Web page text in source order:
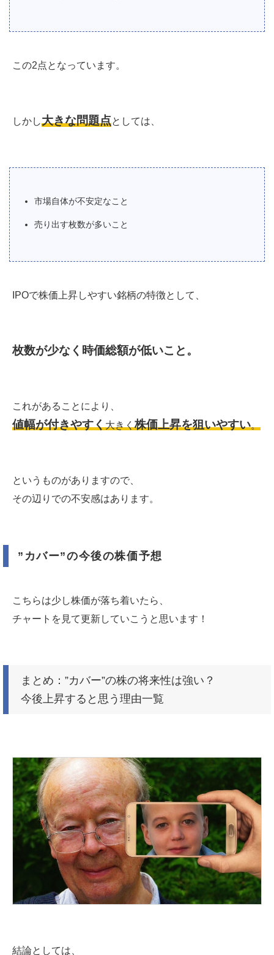
この2点となっています。
しかし大きな問題点としては、
市場自体が不安定なこと
売り出す枚数が多いこと
IPOで株価上昇しやすい銘柄の特徴として、
枚数が少なく時価総額が低いこと。
これがあることにより、
値幅が付きやすく大きく株価上昇を狙いやすい。
というものがありますので、
その辺りでの不安感はあります。
”カバー”の今後の株価予想
こちらは少し株価が落ち着いたら、
チャートを見て更新していこうと思います！
まとめ：”カバー”の株の将来性は強い？
今後上昇すると思う理由一覧
結論としては、